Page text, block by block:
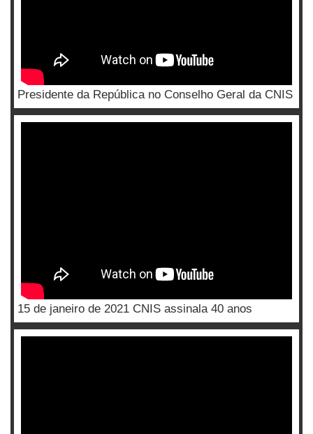
Presidente da República no Conselho Geral da CNIS
15 de janeiro de 2021 CNIS assinala 40 anos